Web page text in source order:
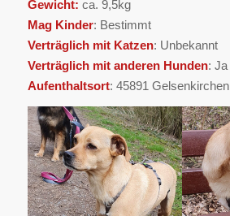
Gewicht: ca. 9,5kg
Mag Kinder: Bestimmt
Verträglich mit Katzen: Unbekannt
Verträglich mit anderen Hunden: Ja
Aufenthaltsort: 45891 Gelsenkirchen